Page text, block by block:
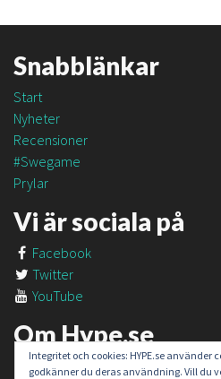
Snabblänkar
Start
Nyheter
Recensioner
#Swegame
Prylar
Vi är sociala på
Facebook
Twitter
YouTube
Om Hype.se
Om oss
Integritet och cookies: HYPE.se använder
godkänner du deras användning. Vill du